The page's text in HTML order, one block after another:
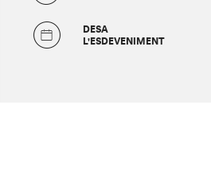
DESA
L'ESDEVENIMENT